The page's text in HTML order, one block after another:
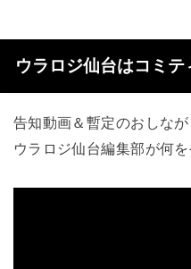
ウラロジ仙台はコミテ
告知動画＆暫定のおしなが
ウラロジ仙台編集部が何